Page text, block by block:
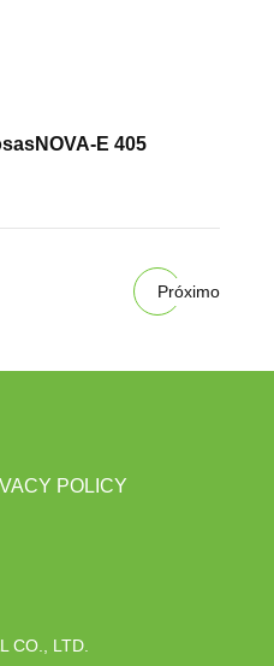
NOVA-E 405
Próximo
POLICY
CO., LTD.